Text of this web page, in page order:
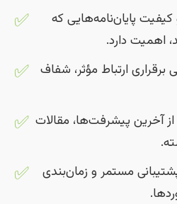
✅
کیفیت پایان‌نامه‌هایی که
اهمیت دارد.
✅ برقراری ارتباط مؤثر، شفاف
✅ آخرین پیشرفت‌ها، مقالات
✅
مستمر و زمان‌بندی